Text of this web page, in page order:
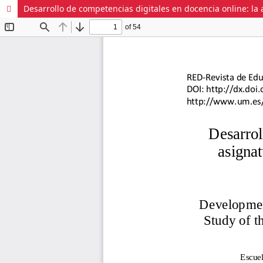
Desarrollo de competencias digitales en docencia online: